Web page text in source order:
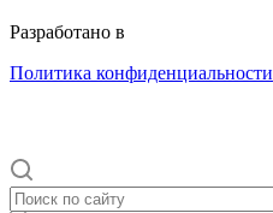
Разработано в
Политика конфиденциальности